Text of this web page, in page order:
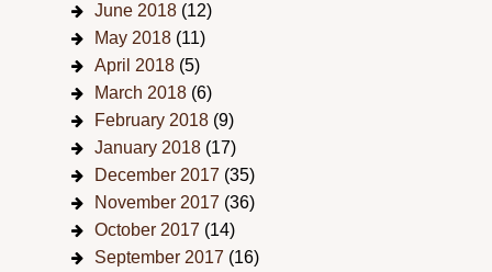
June 2018 (12)
May 2018 (11)
April 2018 (5)
March 2018 (6)
February 2018 (9)
January 2018 (17)
December 2017 (35)
November 2017 (36)
October 2017 (14)
September 2017 (16)